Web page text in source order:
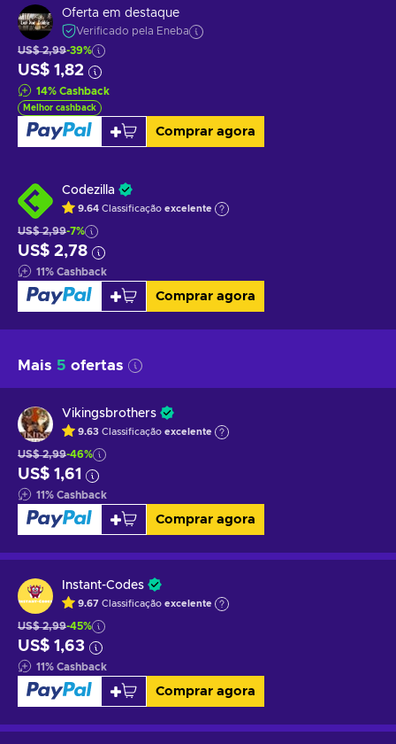
Oferta em destaque
Verificado pela Eneba
US$ 2,99-39%
US$ 1,82
14% Cashback
Melhor cashback
Comprar agora
Codezilla
9.64 Classificação excelente
US$ 2,99-7%
US$ 2,78
11% Cashback
Comprar agora
Mais 5 ofertas
Vikingsbrothers
9.63 Classificação excelente
US$ 2,99-46%
US$ 1,61
11% Cashback
Comprar agora
Instant-Codes
9.67 Classificação excelente
US$ 2,99-45%
US$ 1,63
11% Cashback
Comprar agora